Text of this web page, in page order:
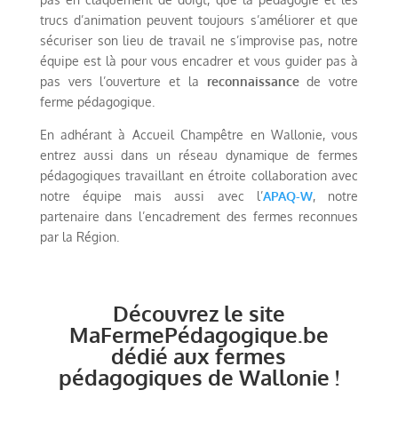
trucs d’animation peuvent toujours s’améliorer et que
sécuriser son lieu de travail ne s’improvise pas, notre
équipe est là pour vous encadrer et vous guider pas à
pas vers l’ouverture et la reconnaissancede votre
ferme pédagogique.
En adhérant à Accueil Champêtre en Wallonie, vous
entrez aussi dans un réseau dynamique de fermes
pédagogiques travaillant en étroite collaboration avec
notre équipe mais aussi avec l’APAQ-W, notre
partenaire dans l’encadrement des fermes reconnues
par la Région.
Découvrez le site
MaFermePédagogique.be
dédié aux fermes
pédagogiques de Wallonie !